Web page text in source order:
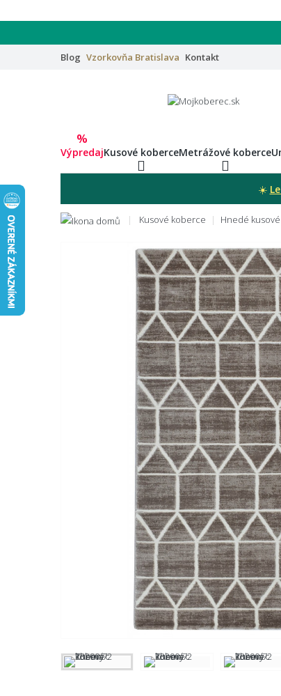
Blog Vzorkovňa Bratislava Kontakt
%
VýpredajKusové koberceMetrážové koberce
☀️
Kusové koberce Hnedé